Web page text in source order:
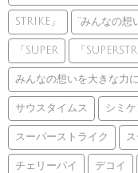
STRIKE」 ”みんなの想
「SUPER 「
みんなの想いを大きな力に
サウスタイムス シミケ
スーパーストライク
チェリーパイ デコイ